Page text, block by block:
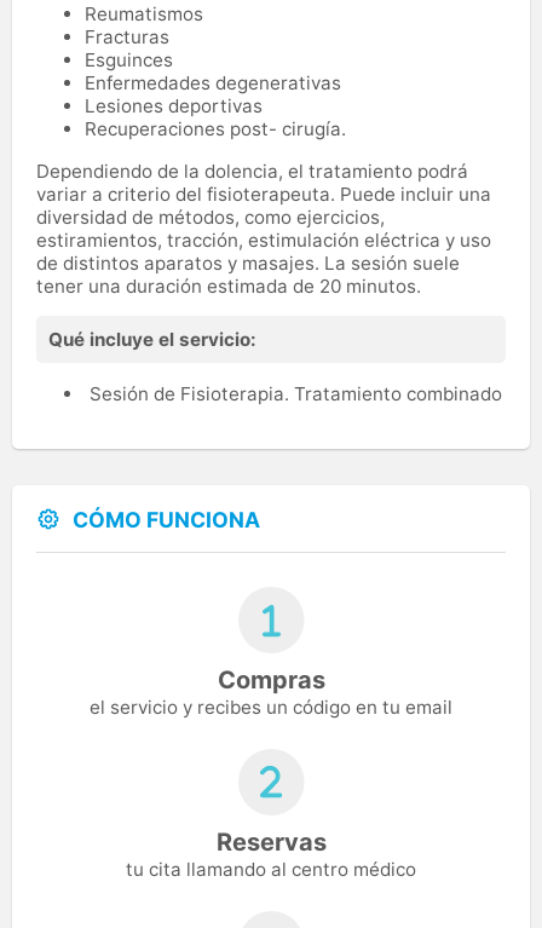
Reumatismos
Fracturas
Esguinces
Enfermedades degenerativas
Lesiones deportivas
Recuperaciones post- cirugía.
Dependiendo de la dolencia, el tratamiento podrá
variar a criterio del fisioterapeuta. Puede incluir una
diversidad de métodos, como ejercicios,
estiramientos, tracción, estimulación eléctrica y uso
de distintos aparatos y masajes. La sesión suele
tener una duración estimada de 20 minutos.
Qué incluye el servicio:
Sesión de Fisioterapia. Tratamiento combinado
CÓMO FUNCIONA
Compras
el servicio y recibes un código en tu email
Reservas
tu cita llamando al centro médico